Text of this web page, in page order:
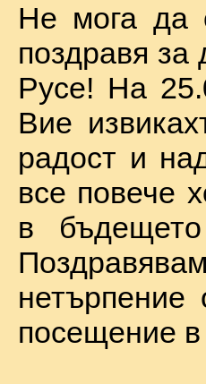
Не мога да
поздравя за
Русе! На
Вие
радост и
все повече
в
посещение